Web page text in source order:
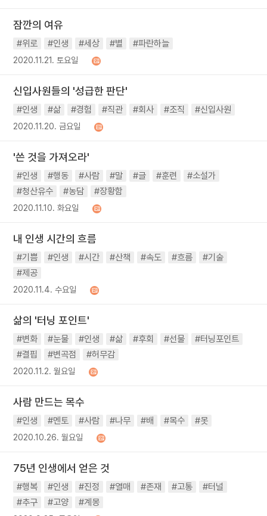
잠깐의 여유
#위로 #인생 #세상 #별 #파란하늘
2020.11.21. 토요일
신입사원들의 '성급한 판단'
#인생 #삶 #경험 #직관 #회사 #조직 #신입사원
2020.11.20. 금요일
'쓴 것을 가져오라'
#인생 #행동 #사람 #말 #글 #훈련
#소설가
#청산유수
#농담 #장황함
2020.11.10. 화요일
내 인생 시간의 흐름
#기쁨 #인생 #시간 #산책 #속도 #흐름
#기술
#제공
2020.11.4. 수요일
삶의 '터닝 포인트'
#변화 #눈물 #인생 #삶 #후회 #선물
#터닝포인트
#결핍
#변곡점 #허무감
2020.11.2. 월요일
사람 만드는 목수
#인생 #멘토 #사람 #나무 #배 #목수 #못
2020.10.26. 월요일
75년 인생에서 얻은 것
#행복 #인생 #진정 #열매 #존재 #고통
#터널
#추구
#고양 #계몽